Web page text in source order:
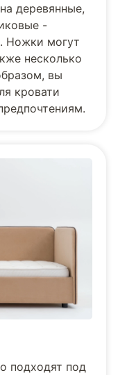
деревянные,
-
Ножки могут
несколько
вы
кровати
подходят под